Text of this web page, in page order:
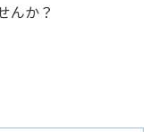
んか？